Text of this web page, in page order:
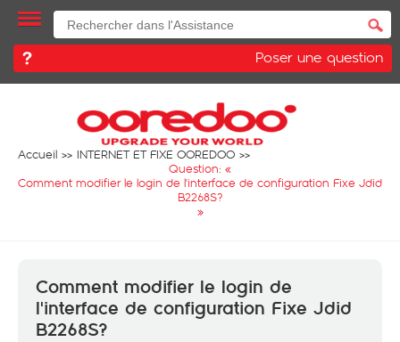
Poser une question
Accueil
INTERNET ET FIXE OOREDOO
Question: «
Comment modifier le login de l'interface de configuration Fixe Jdid
B2268S?
»
Comment modifier le login de
l'interface de configuration Fixe Jdid
B2268S?